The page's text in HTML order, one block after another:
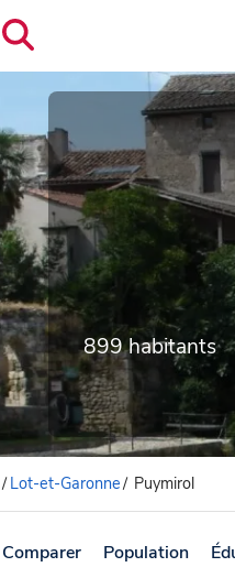
899 habitants
/ Lot-et-Garonne/ Puymirol
Comparer Population